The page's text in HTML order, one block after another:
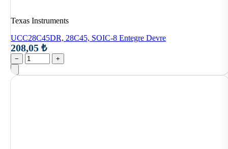
Texas Instruments
UCC28C45DR, 28C45, SOIC-8 Entegre Devre
208,05 ₺
− +